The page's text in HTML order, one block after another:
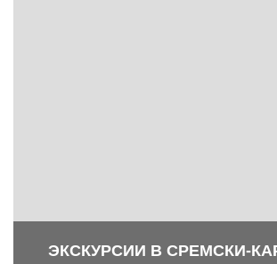
ЭКСКУРСИИ В СРЕМСКИ-